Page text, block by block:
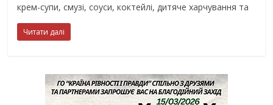
крем-супи, смузі, соуси, коктейлі, дитяче харчування та
Читати далі